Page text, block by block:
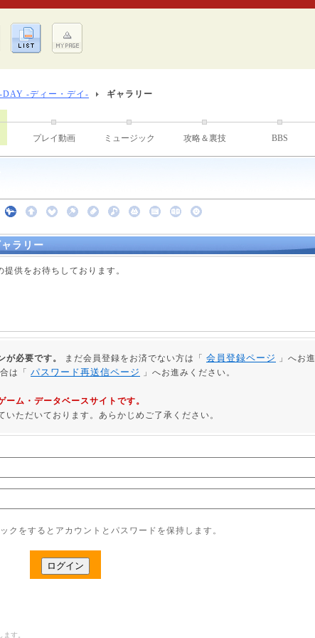
DAY -ディー・デイ- ギャラリー
プレイ動画 ミュージック 攻略＆裏技 BBS
ラリー
供をお待ちしております。
必要です。 まだ会員登録をお済でない方は「 会員登録ページ
」へお進
は「 パスワード再送信ページ 」へお進みください。
ム・データベースサイトです。
いただいております。あらかじめご了承ください。
クをするとアカウントとパスワードを保持します。
す。